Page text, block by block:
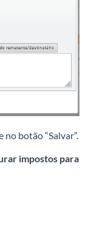
botão “Salvar”.
impostos para